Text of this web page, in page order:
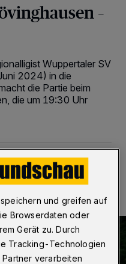
–
Wuppertaler SV
2024) in die
die Partie beim
die um 19:30 Uhr
Lesezeit
und greifen auf
Browserdaten oder
Gerät zu. Durch
Tracking-Technologien
verarbeiten